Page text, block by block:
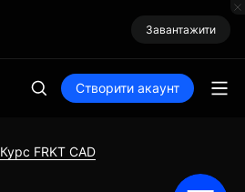
Завантажити
Створити акаунт
Курс FRKT CAD